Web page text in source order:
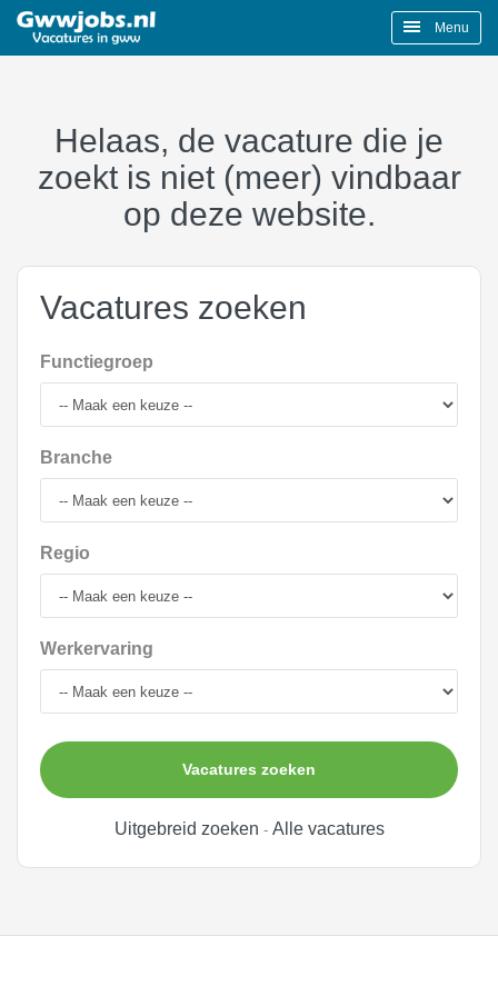
Menu
Helaas, de vacature die je
zoekt is niet (meer) vindbaar
op deze website.
Vacatures zoeken
Functiegroep
Branche
Regio
Werkervaring
Vacatures zoeken
Uitgebreid zoeken - Alle vacatures